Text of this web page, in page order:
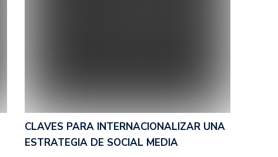
CLAVES PARA INTERNACIONALIZAR UNA
ESTRATEGIA DE SOCIAL MEDIA